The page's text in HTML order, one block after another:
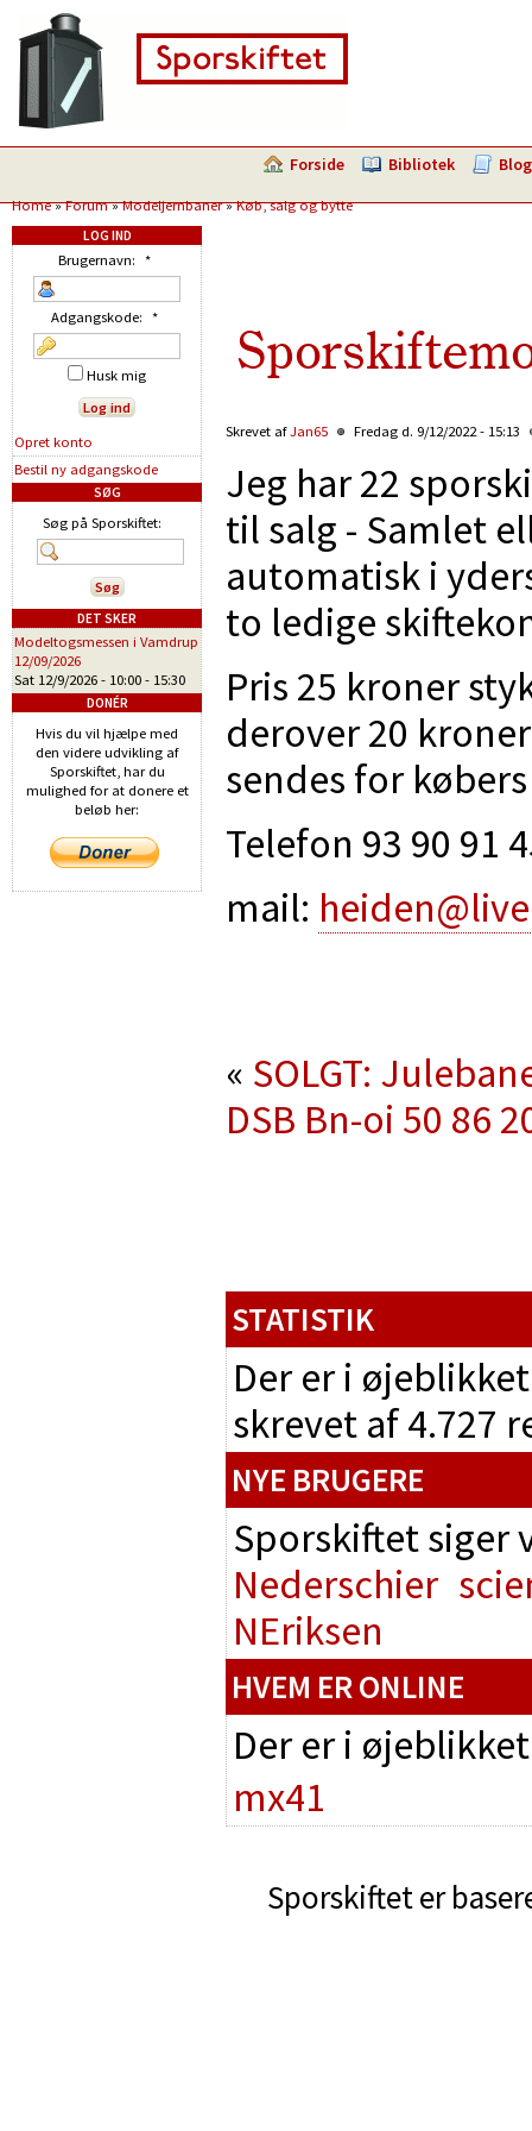
Forside Bibliotek Blog
Home»Forum»Modeljernbaner»Køb, salg og bytte
Skrevet afJan65 Fredag d. 9/12/2022 - 15:13
Jeg har 22
til salg - Samlet
automatisk i
to ledige
Pris 25 kroner
derover 20
sendes for
Telefon 93 90 91
mail:
« SOLGT:
DSB Bn-oi 50 86
STATISTIK
Der er i
skrevet af 4.727
NYE BRUGERE
Sporskiftet
Nederschier
NEriksen
HVEM ER ONLINE
Der er i
mx41
Sporskiftet er
LOG IND
Brugernavn: *
Adgangskode: *
Husk mig
Opret konto
Bestil ny adgangskode
SØG
Søg på Sporskiftet:
DET SKER
Modeltogsmessen i Vamdrup
12/09/2026
Sat 12/9/2026 - 10:00 - 15:30
DONÉR
Hvis du vil hjælpe med
den videre udvikling af
Sporskiftet, har du
mulighed for at donere et
beløb her: